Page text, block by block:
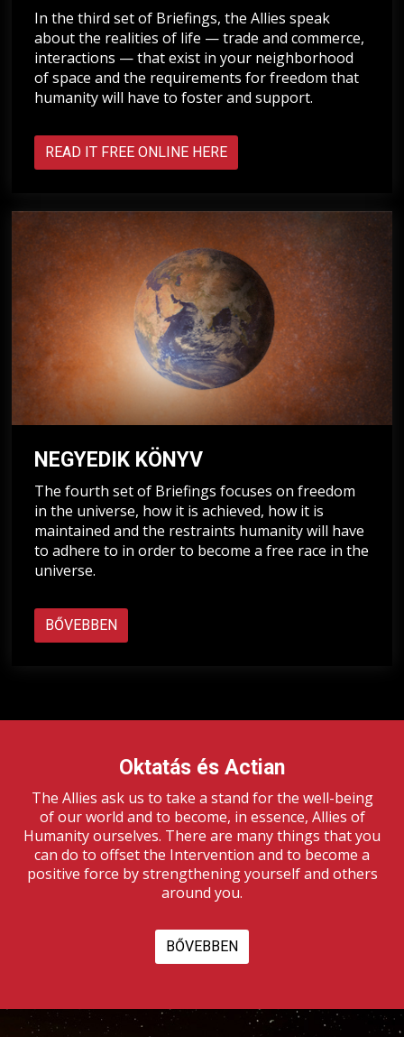
In the third set of Briefings, the Allies speak
about the realities of life — trade and commerce,
interactions — that exist in your neighborhood
of space and the requirements for freedom that
humanity will have to foster and support.
READ IT FREE ONLINE HERE
NEGYEDIK KÖNYV
The fourth set of Briefings focuses on freedom
in the universe, how it is achieved, how it is
maintained and the restraints humanity will have
to adhere to in order to become a free race in the
universe.
BŐVEBBEN
Oktatás és Actian
The Allies ask us to take a stand for the well-being
of our world and to become, in essence, Allies of
Humanity ourselves. There are many things that you
can do to offset the Intervention and to become a
positive force by strengthening yourself and others
around you.
BŐVEBBEN